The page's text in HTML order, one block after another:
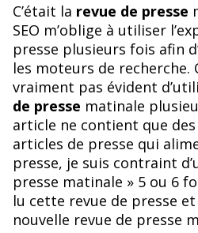
C’était la revue de presse
SEO m’oblige à utiliser
presse plusieurs fois afin
les moteurs de recherche.
vraiment pas évident
de presse matinale
article ne contient que
articles de presse qui
presse, je suis contraint
presse matinale » 5 ou 6
lu cette revue de presse
nouvelle revue de presse